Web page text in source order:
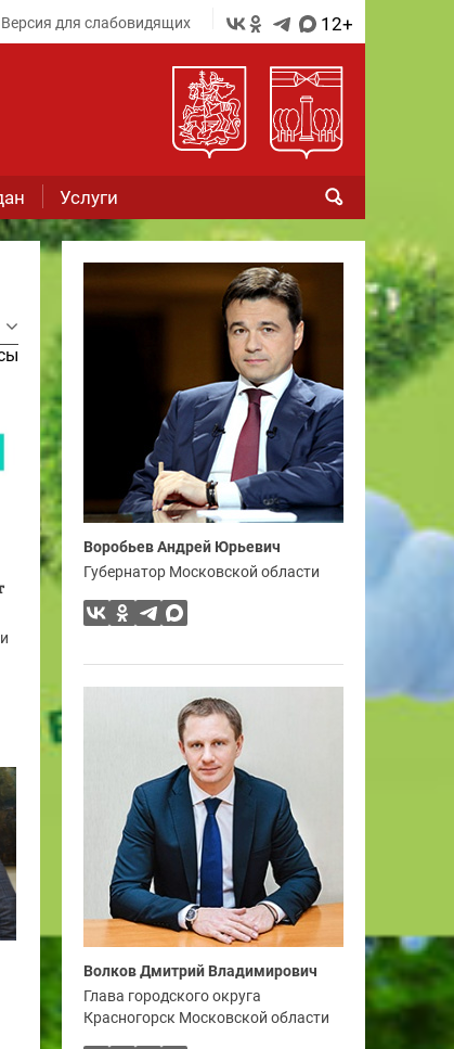
Версия для слабовидящих 12+
Услуги
Воробьев Андрей Юрьевич
Губернатор Московской области
Волков Дмитрий Владимирович
Глава городского округа
Красногорск Московской области